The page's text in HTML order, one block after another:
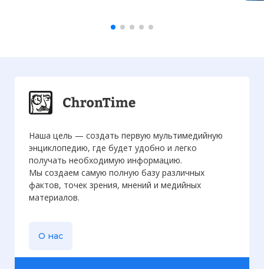
Наша цель — создать первую мультимедийную
энциклопедию, где будет удобно и легко
получать необходимую информацию.
Мы создаем самую полную базу различных
фактов, точек зрения, мнений и медийных
материалов.
О нас